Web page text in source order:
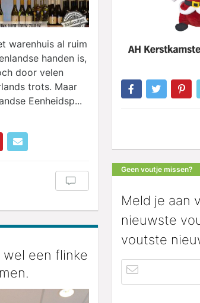
warenhuis al ruim
handen is,
door velen
trots. Maar
Eenheidsp...
Geen voutje missen?
Meld je aan
nieuwste
voutste
wel een flinke